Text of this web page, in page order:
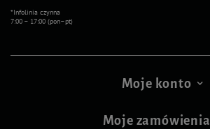
*Infolinia czynna
7:00 – 17:00 (pon–pt)
Moje konto
Moje zamówienia